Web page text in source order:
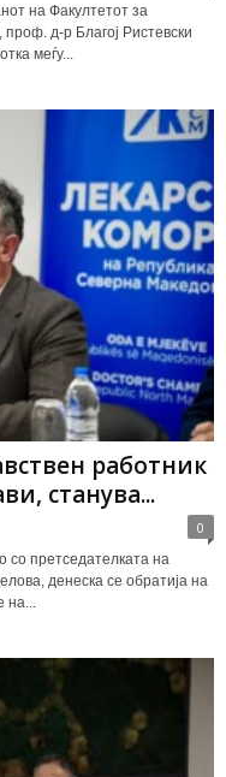
на Факултетот за
д-р Благој Ристевски
меѓу...
работник
станува...
0
со претседателката на
денеска се обратија на
на...